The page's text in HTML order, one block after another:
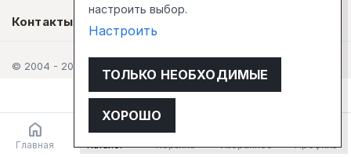
Контакты
© 2004 - 2026 Стокгольм
Главная Каталог Корзина Избранное Профиль
настроить выбор.
Настроить
ТОЛЬКО НЕОБХОДИМЫЕ
ХОРОШО